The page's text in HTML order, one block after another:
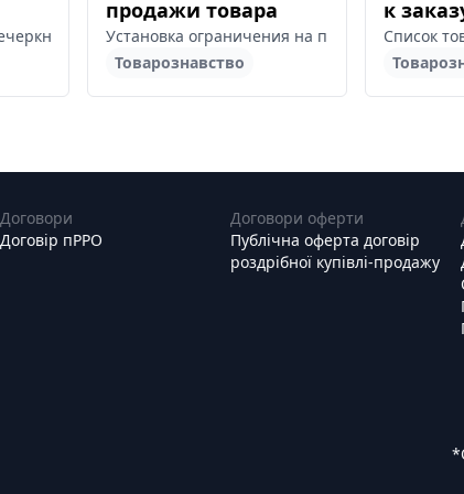
Анализ прибыльности накладной не только по
ценой, без изменения информации о товаре в
продажи товара
Установка ограничения на продажу
Товарознавство
к
Список
Договори
Договір пРРО
Договори оферти
Публічна оферта договір
роздрібної купівлі-продажу
*